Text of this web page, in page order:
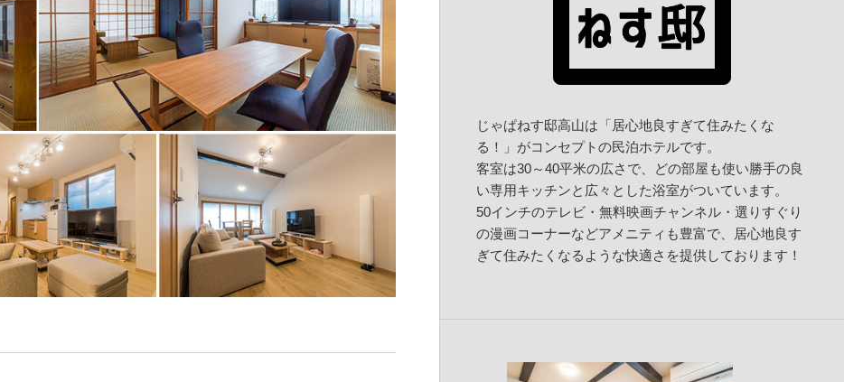
じゃぱねす邸高山は「居心地良すぎて住みたくな
る！」がコンセプトの民泊ホテルです。
客室は30～40平米の広さで、どの部屋も使い勝手の良
い専用キッチンと広々とした浴室がついています。
50インチのテレビ・無料映画チャンネル・選りすぐり
の漫画コーナーなどアメニティも豊富で、居心地良す
ぎて住みたくなるような快適さを提供しております！